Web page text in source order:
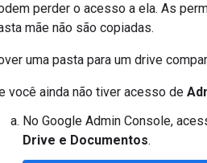
perder o acesso a ela. As
mãe não são copiadas.
uma pasta para um drive
você ainda não tiver acesso de
No Google Admin Console,
Drive e Documentos.